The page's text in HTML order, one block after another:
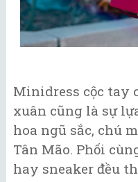
Minidress cộc tay
xuân cũng là sự
hoa ngũ sắc, chú
Tân Mão. Phối
hay sneaker đều